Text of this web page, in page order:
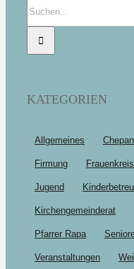
Suche
nach:
KATEGORIEN
Allgemeines
Firmung Frauenkreis
Jugend
Kirchengemeinderat
Pfarrer Rapa
Veranstaltungen